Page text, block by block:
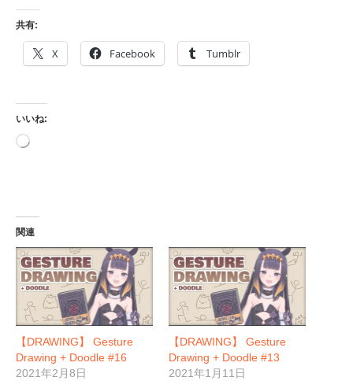
共有:
X Facebook Tumblr
いいね:
読
関連
【DRAWING】 Gesture
Drawing + Doodle #16
2021年2月8日
【DRAWING】 Gesture
Drawing + Doodle #13
2021年1月11日